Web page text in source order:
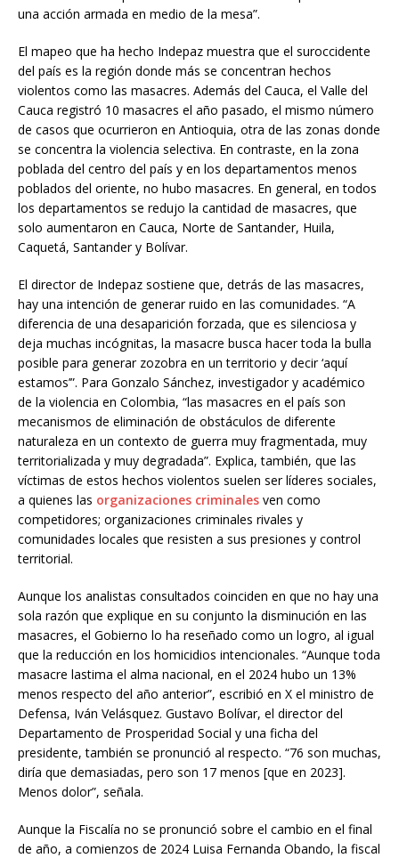
una acción armada en medio de la mesa”.
El mapeo que ha hecho Indepaz muestra que el suroccidente
del país es la región donde más se concentran hechos
violentos como las masacres. Además del Cauca, el Valle del
Cauca registró 10 masacres el año pasado, el mismo número
de casos que ocurrieron en Antioquia, otra de las zonas donde
se concentra la violencia selectiva. En contraste, en la zona
poblada del centro del país y en los departamentos menos
poblados del oriente, no hubo masacres. En general, en todos
los departamentos se redujo la cantidad de masacres, que
solo aumentaron en Cauca, Norte de Santander, Huila,
Caquetá, Santander y Bolívar.
El director de Indepaz sostiene que, detrás de las masacres,
hay una intención de generar ruido en las comunidades. “A
diferencia de una desaparición forzada, que es silenciosa y
deja muchas incógnitas, la masacre busca hacer toda la bulla
posible para generar zozobra en un territorio y decir ‘aquí
estamos’”. Para Gonzalo Sánchez, investigador y académico
de la violencia en Colombia, “las masacres en el país son
mecanismos de eliminación de obstáculos de diferente
naturaleza en un contexto de guerra muy fragmentada, muy
territorializada y muy degradada”. Explica, también, que las
víctimas de estos hechos violentos suelen ser líderes sociales,
a quienes las organizaciones criminales ven como
competidores; organizaciones criminales rivales y
comunidades locales que resisten a sus presiones y control
territorial.
Aunque los analistas consultados coinciden en que no hay una
sola razón que explique en su conjunto la disminución en las
masacres, el Gobierno lo ha reseñado como un logro, al igual
que la reducción en los homicidios intencionales. “Aunque toda
masacre lastima el alma nacional, en el 2024 hubo un 13%
menos respecto del año anterior”, escribió en X el ministro de
Defensa, Iván Velásquez. Gustavo Bolívar, el director del
Departamento de Prosperidad Social y una ficha del
presidente, también se pronunció al respecto. “76 son muchas,
diría que demasiadas, pero son 17 menos [que en 2023].
Menos dolor”, señala.
Aunque la Fiscalía no se pronunció sobre el cambio en el final
de año, a comienzos de 2024 Luisa Fernanda Obando, la fiscal